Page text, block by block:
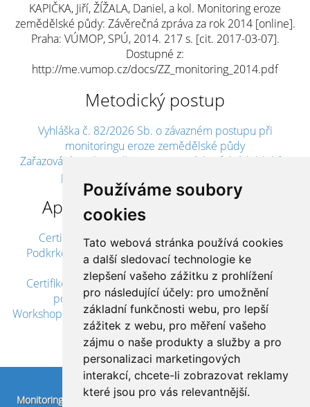
Používáme soubory
cookies
Tato webová stránka používá cookies
a další sledovací technologie ke
zlepšení vašeho zážitku z prohlížení
pro následující účely: pro umožnění
základní funkčnosti webu, pro lepší
zážitek z webu, pro měření vašeho
zájmu o naše produkty a služby a pro
personalizaci marketingových
interakcí, chcete-li zobrazovat reklamy
které jsou pro vás relevantnější.
KAPIČKA, Jiří, ŽÍŽALA, Daniel, a kol. Monitoring eroze
zemědělské půdy: Závěrečná zpráva za rok 2014 [online].
Praha: VÚMOP, SPÚ, 2014. 217 s. [cit. 2017-03-07].
Dostupné z:
http://me.vumop.cz/docs/ZZ_monitoring_2014.pdf
Metodický postup
Vyhláška č. 82/2026 Sb. o závazném postupu při
monitoringu eroze zemědělské půdy
Zařazování opakovaně monitorovaných půdních bloků s
projevem eroze do MEO A SEO oblastí
Aplikované výsledky výzkumu
Certifikovaná mapa - "Erozní ohroženost Rtyně v
Podkrkonoší pohledem epizodního a dlouhodobého
modelu"
Certifikovaná mapa - "Klasifikace území ČR z hlediska
potencionálního vzniku erozních událostí"
Workshop – „Metody monitoringu eroze zemědělské půdy
v ČR“
Monitoring eroze, © VÚMOP, v. v. i., 2018,